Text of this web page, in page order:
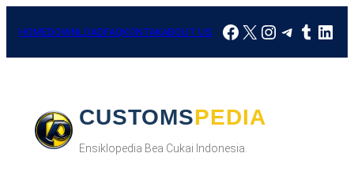
HOMEDOWNLOADFAQKONTAKABOUT US Facebook
X Instagram
CUSTOMSPEDIA
Ensiklopedia Bea Cukai Indonesia.